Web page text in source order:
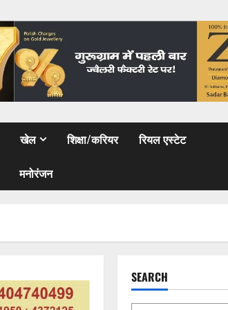
खेल शिक्षा/करियर रियल एस्टेट
मनोरंजन
SEARCH